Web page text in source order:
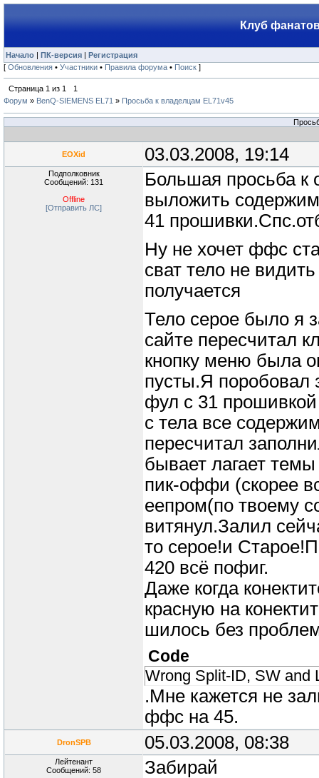
Клуб
Начало | ПК-версия | Регистрация
[ Обновления • Участники • Правила форума • Поиск ]
Страница 1 из 1
1
Форум » BenQ-SIEMENS EL71 » Просьба к владелцам EL71v45
EOXid 03.03.2008, 19:14
Подполковник
Сообщений: 131
Offline
[Отправить ЛС]
Большая просьба к
выложить
41
Ну не хочет ффс
сват тело не
получается
Тело серое было я
сайте пересчитал
кнопку меню была
пусты.Я поробовал
фул с 31
с тела все
пересчитал
бывает лагает
пик-оффи (скорее
еепром(по твоему
витянул.Залил
то серое!и
420 всё пофиг.
Даже когда
красную на
шилось без
Code
Wrong Split-ID, SW and
.Мне кажется не
ффс на 45.
DronSPB 05.03.2008, 08:38
Лейтенант
Сообщений: 58
Забирай